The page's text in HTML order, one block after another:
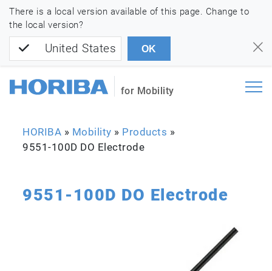
There is a local version available of this page. Change to
the local version?
United States OK
for Mobility
HORIBA » Mobility » Products »
9551-100D DO Electrode
9551-100D DO Electrode